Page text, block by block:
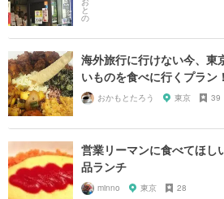
海外旅行に行けない今、東
いものを食べに行くプラン！
おかもとたろう 東京 39
営業リーマンに食べてほし
品ランチ
minno 東京 28